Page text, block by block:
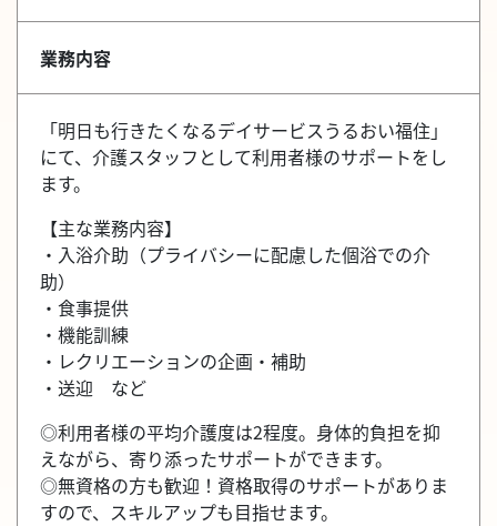
業務内容
「明日も行きたくなるデイサービスうるおい福住」
にて、介護スタッフとして利用者様のサポートをし
ます。
【主な業務内容】
・入浴介助（プライバシーに配慮した個浴での介
助）
・食事提供
・機能訓練
・レクリエーションの企画・補助
・送迎 など
◎利用者様の平均介護度は2程度。身体的負担を抑
えながら、寄り添ったサポートができます。
◎無資格の方も歓迎！資格取得のサポートがありま
すので、スキルアップも目指せます。